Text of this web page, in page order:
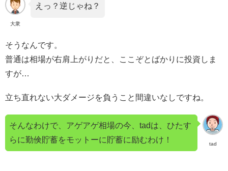
大衆
えっ？逆じゃね？
そうなんです。
普通は相場が右肩上がりだと、ここぞとばかりに投資しま
すが…
立ち直れない大ダメージを負うこと間違いなしですね。
tad
そんなわけで、アゲアゲ相場の今、tadは、ひたす
らに勤倹貯蓄をモットーに貯蓄に励むわけ！